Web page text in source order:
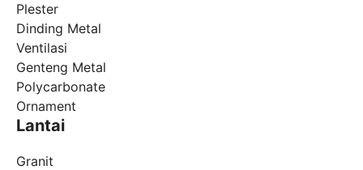
Plester
Dinding Metal
Ventilasi
Genteng Metal
Polycarbonate
Ornament
Lantai
Granit